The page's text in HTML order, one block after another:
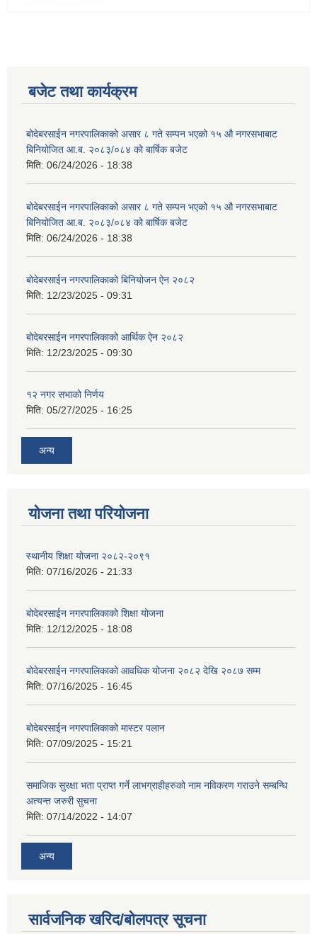
बजेट तथा कार्यक्रम
बोदेबरसाईन नगरपालिकाको असार ८ गते सम्पन भएको १५ ‍‍‍औ नगरसभाबाट
बिनियोजित आ.ब. २०८३/०८४ को बार्षिक बजेट
मिति: 06/24/2026 - 18:38
बोदेबरसाईन नगरपालिकाको असार ८ गते सम्पन भएको १५ ‍‍‍औ नगरसभाबाट
बिनियोजित आ.ब. २०८३/०८४ को बार्षिक बजेट
मिति: 06/24/2026 - 18:38
बोदेबरसाईन नगरपालिकाको बिनियोजन ऐन २०८२
मिति: 12/23/2025 - 09:31
बोदेबरसाईन नगरपालिकाको आर्थिक ऐन २०८२
मिति: 12/23/2025 - 09:30
१२ नगर सभाको निर्णय
मिति: 05/27/2025 - 16:25
अन्य
योजना तथा परियोजना
स्थानीय शिक्षा योजना २०८२-२०९१
मिति: 07/16/2026 - 21:33
बोदेबरसाईन नगरपालिकाको शिक्षा योजना
मिति: 12/12/2025 - 18:08
बोदेबरसाईन नगरपालिकाको आवधिक योजना २०८२ देखि २०८७ सम्म
मिति: 07/16/2025 - 16:45
बोदेबरसाईन नगरपालिकाको मास्टर पलान
मिति: 07/09/2025 - 15:21
समाजिक सुरक्षा भता प्राप्त गर्ने लाभग्राहीहरुको नाम नविकरण गराउने सम्बन्धि
अत्यन्त जरुरी सुचना
मिति: 07/14/2022 - 14:07
अन्य
सार्वजनिक खरिद/बोलपत्र सूचना